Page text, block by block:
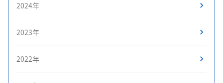
2024年
2023年
2022年